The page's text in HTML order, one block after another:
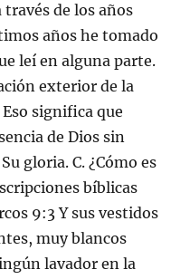
través de los años
años he tomado
leí en alguna parte.
exterior de la
significa que
de Dios sin
gloria. C. ¿Cómo es
bíblicas
9:3 Y sus vestidos
muy blancos
lavador en la